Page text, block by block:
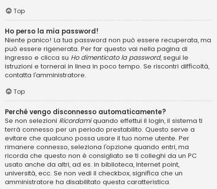
Top
Ho perso la mia password!
Niente panico! La tua password non può essere recuperata, ma
può essere rigenerata. Per far questo vai nella pagina di
ingresso e clicca su Ho dimenticato la password, segui le
istruzioni e tornerai in linea in poco tempo. Se riscontri difficoltà,
contatta l’amministratore.
Top
Perché vengo disconnesso automaticamente?
Se non selezioni Ricordamiquando effettui il login, il sistema ti
terrà connesso per un periodo prestabilito. Questo serve a
evitare che qualcuno possa usare il tuo nome utente. Per
rimanere connesso, seleziona l’opzione quando entri, ma
ricorda che questo non è consigliato se ti colleghi da un PC
usato anche da altri, ad es. in biblioteca, Internet point,
università, ecc. Se non vedi il checkbox, significa che un
amministratore ha disabilitato questa caratteristica.